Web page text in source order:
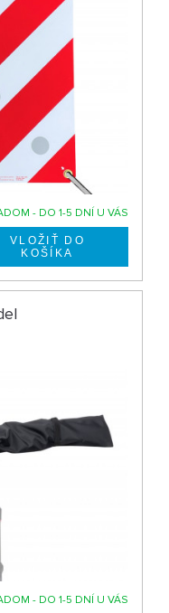
- DO 1-5 DNÍ U VÁS
- DO 1-5 DNÍ U VÁS